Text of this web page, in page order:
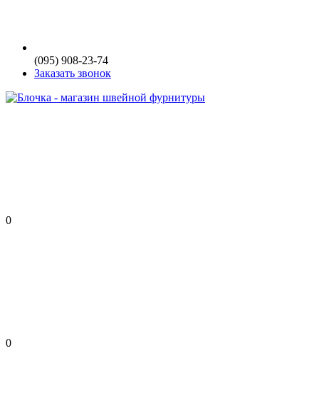
(095) 908-23-74
Заказать звонок
0
0